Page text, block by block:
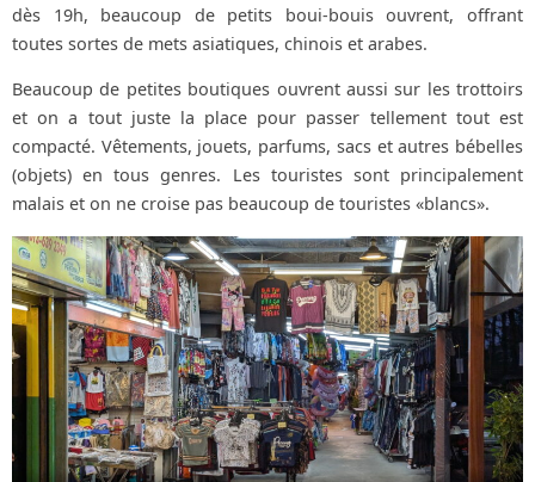
dès 19h, beaucoup de petits boui-bouis ouvrent, offrant
toutes sortes de mets asiatiques, chinois et arabes.
Beaucoup de petites boutiques ouvrent aussi sur les trottoirs
et on a tout juste la place pour passer tellement tout est
compacté. Vêtements, jouets, parfums, sacs et autres bébelles
(objets) en tous genres. Les touristes sont principalement
malais et on ne croise pas beaucoup de touristes «blancs».